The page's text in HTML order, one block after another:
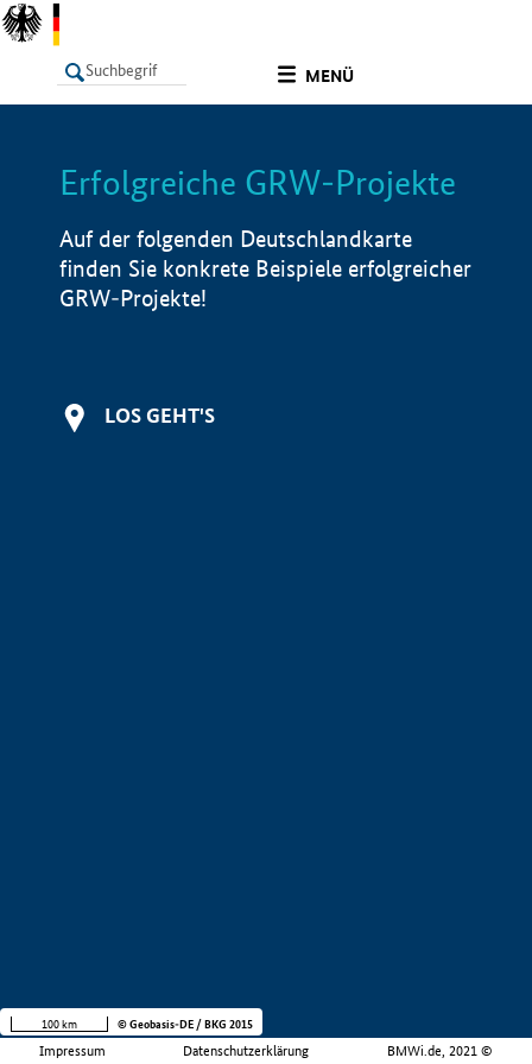
MENÜ
LISTE Info
Erfolgreiche GRW-Projekte
Auf der folgenden Deutschlandkarte
finden Sie konkrete Beispiele erfolgreicher
GRW-Projekte!
LOS GEHT'S
Impressum Datenschutzerklärung BMWi.de, 2021 ©
100 km © Geobasis-DE / BKG 2015